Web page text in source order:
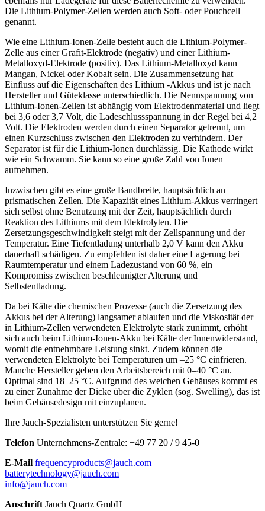
Die Lithium-Polymer-Zellen werden auch Soft- oder Pouchcell
genannt.
Wie eine Lithium-Ionen-Zelle besteht auch die Lithium-Polymer-
Zelle aus einer Grafit-Elektrode (negativ) und einer Lithium-
Metalloxyd-Elektrode (positiv). Das Lithium-Metalloxyd kann
Mangan, Nickel oder Kobalt sein. Die Zusammensetzung hat
Einfluss auf die Eigenschaften des Lithium -Akkus und ist je nach
Hersteller und Güteklasse unterschiedlich. Die Nennspannung von
Lithium-Ionen-Zellen ist abhängig vom Elektrodenmaterial und liegt
bei 3,6 oder 3,7 Volt, die Ladeschlussspannung in der Regel bei 4,2
Volt. Die Elektroden werden durch einen Separator getrennt, um
einen Kurzschluss zwischen den Elektroden zu verhindern. Der
Separator ist für die Lithium-Ionen durchlässig. Die Kathode wirkt
wie ein Schwamm. Sie kann so eine große Zahl von Ionen
aufnehmen.
Inzwischen gibt es eine große Bandbreite, hauptsächlich an
prismatischen Zellen. Die Kapazität eines Lithium-Akkus verringert
sich selbst ohne Benutzung mit der Zeit, hauptsächlich durch
Reaktion des Lithiums mit dem Elektrolyten. Die
Zersetzungsgeschwindigkeit steigt mit der Zellspannung und der
Temperatur. Eine Tiefentladung unterhalb 2,0 V kann den Akku
dauerhaft schädigen. Zu empfehlen ist daher eine Lagerung bei
Raumtemperatur und einem Ladezustand von 60 %, ein
Kompromiss zwischen beschleunigter Alterung und
Selbstentladung.
Da bei Kälte die chemischen Prozesse (auch die Zersetzung des
Akkus bei der Alterung) langsamer ablaufen und die Viskosität der
in Lithium-Zellen verwendeten Elektrolyte stark zunimmt, erhöht
sich auch beim Lithium-Ionen-Akku bei Kälte der Innenwiderstand,
womit die entnehmbare Leistung sinkt. Zudem können die
verwendeten Elektrolyte bei Temperaturen um –25 °C einfrieren.
Manche Hersteller geben den Arbeitsbereich mit 0–40 °C an.
Optimal sind 18–25 °C. Aufgrund des weichen Gehäuses kommt es
zu einer Zunahme der Dicke über die Zyklen (sog. Swelling), das ist
beim Gehäusedesign mit einzuplanen.
Ihre Jauch-Spezialisten unterstützen Sie gerne!
Telefon Unternehmens-Zentrale: +49 77 20 / 9 45-0
E-Mail frequencyproducts@jauch.com
batterytechnology@jauch.com
info@jauch.com
Anschrift Jauch Quartz GmbH